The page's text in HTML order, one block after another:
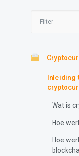
Inleiding
Wat is
Hoe
Hoe